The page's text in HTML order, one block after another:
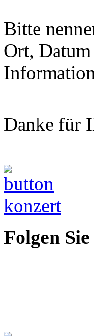
Bitte
Ort,
Danke für
Folgen